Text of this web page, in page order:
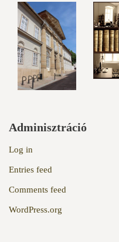
Adminisztráció
Log in
Entries feed
Comments feed
WordPress.org